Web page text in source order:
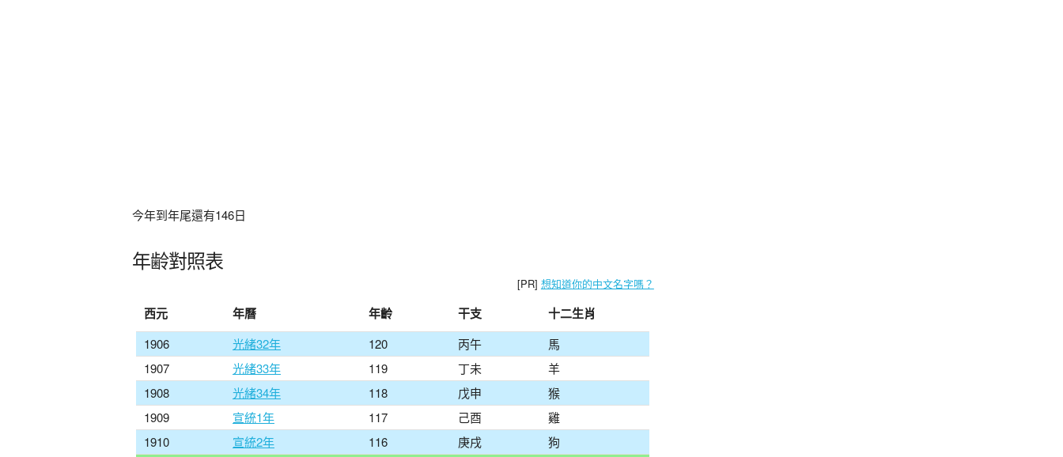
今年到年尾還有146日
年齢對照表
[PR] 想知道你的中文名字嗎？
西元 年曆 年齡 干支 十二生肖
1906 光緒32年 120 丙午
馬
1907
光緒33年 119 丁未
羊
1908
光緒34年 118 戊申
猴
1909
宣統1年 117 己酉
雞
1910
宣統2年 116 庚戌 狗